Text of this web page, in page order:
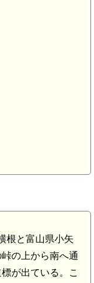
根と富山県小矢
の上から南へ通
が出ている。こ